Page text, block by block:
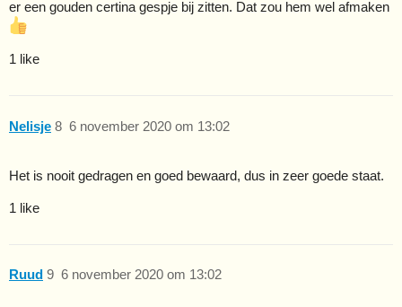
er een gouden certina gespje bij zitten. Dat zou hem wel afmaken
1 like
Nelisje 6 november 2020 om 13:02
8
Het is nooit gedragen en goed bewaard, dus in zeer goede staat.
1 like
Ruud 6 november 2020 om 13:02
9